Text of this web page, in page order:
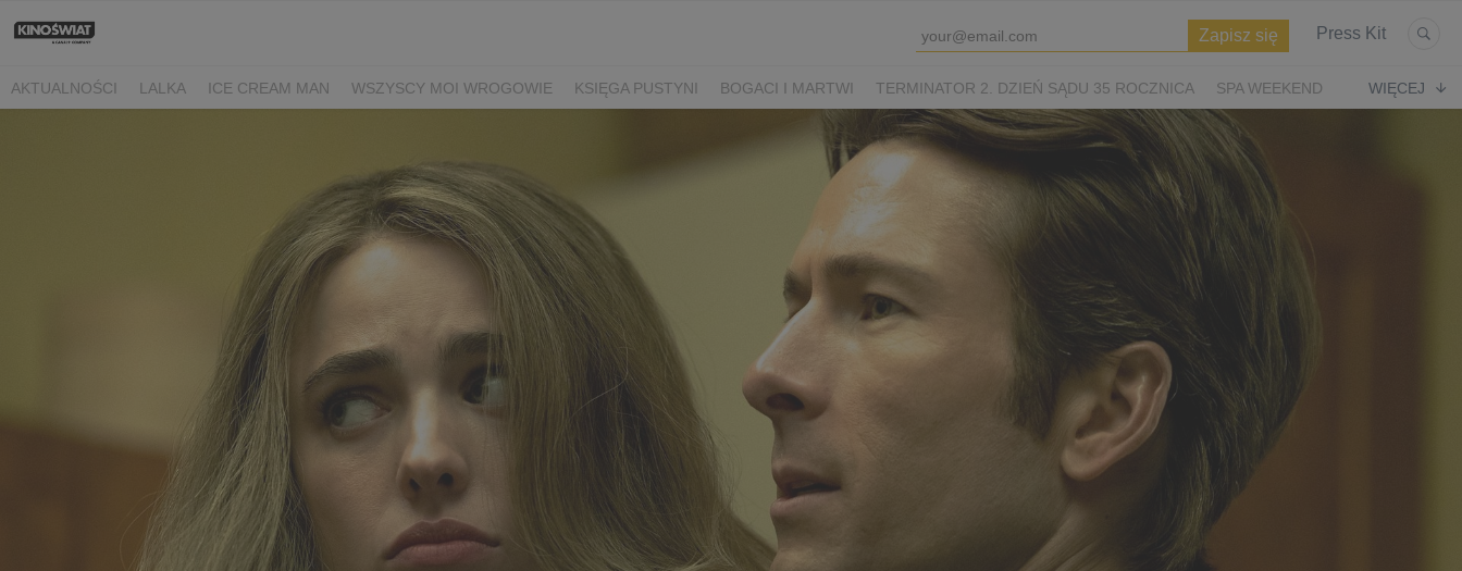
Press Kit
AKTUALNOŚCI LALKA ICE CREAM MAN WSZYSCY MOI WROGOWIE KSIĘGA PUSTYNI BOGACI I MARTWI TERMINATOR 2. DZIEŃ SĄDU 35 ROCZNICA
SPA WEEKEND
VIOLETTA VILLAS PRZEPIS NA ŚWIĘTA
ASTERIKS I OBELIKS: KRÓLESTWO NUBII
WIĘCEJ